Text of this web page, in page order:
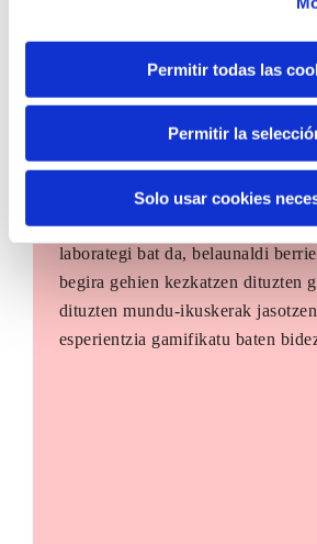
Permitir todas las
Permitir la
Solo usar cookies
The Future Game
The Future Game gazteen parte-
laborategi bat da, belaunaldi
begira gehien kezkatzen dituzten
dituzten mundu-ikuskerak
esperientzia gamifikatu baten